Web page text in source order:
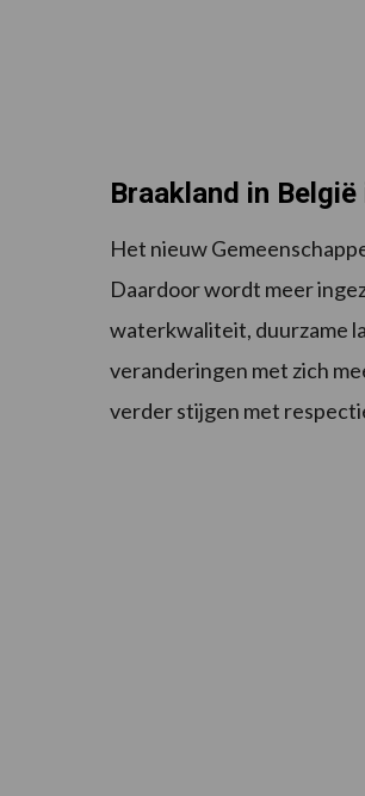
Braakland in
Het nieuw
Daardoor wordt meer
waterkwaliteit, duurzame
veranderingen met zich
verder stijgen met